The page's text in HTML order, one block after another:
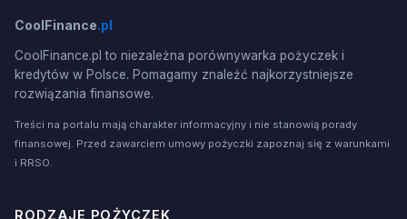
CoolFinance.pl
CoolFinance.pl to niezależna porównywarka pożyczek i
kredytów w Polsce. Pomagamy znaleźć najkorzystniejsze
rozwiązania finansowe.
Treści na portalu mają charakter informacyjny i nie stanowią porady
finansowej. Przed zawarciem umowy pożyczki zapoznaj się z warunkami
i RRSO.
RODZAJE POŻYCZEK